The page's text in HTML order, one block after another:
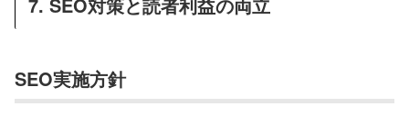
SEO実施方針